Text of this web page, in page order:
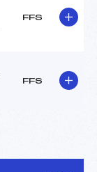
FFS
FFS